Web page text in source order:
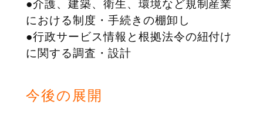
●介護、建築、衛生、環境など規制産業
における制度・手続きの棚卸し
●行政サービス情報と根拠法令の紐付け
に関する調査・設計
今後の展開